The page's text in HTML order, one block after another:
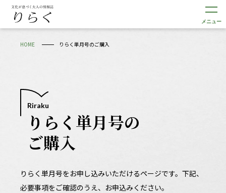
メニュー
HOME りらく単月号のご購入
Riraku
りらく単月号の
ご購入
りらく単月号をお申し込みいただけるページです。下記、
必要事項をご確認のうえ、お申込みください。